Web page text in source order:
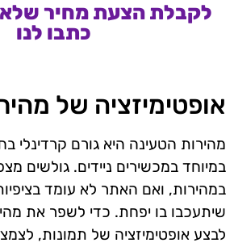
לקבלת הצעת מחיר שלא
כתבו לנו
אופטימיזציה של
מהירות הטעינה היא גורם קרדינלי
במיוחד במכשירים ניידים. גולשים
במהירות, ואם האתר לא עומד
שיתעכבו בו יפחת. כדי לשפר את
לבצע אופטימיזציה של תמונות,